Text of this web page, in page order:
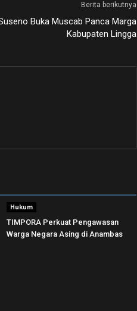
Berita berikutnya
Buka Muscab Panca Marga
Kabupaten Lingga
Hukum
TIMPORA Perkuat Pengawasan
Warga Negara Asing di Anambas ‎